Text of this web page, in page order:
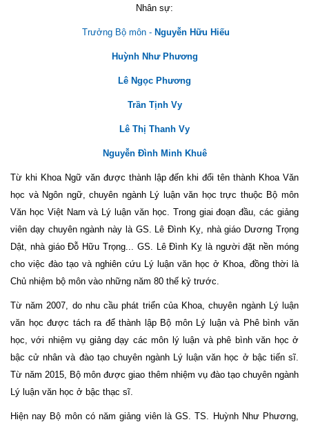
Nhân sự:
Trưởng Bộ môn - Nguyễn Hữu Hiếu
Huỳnh Như Phương
Lê Ngọc Phương
Trần Tịnh Vy
Lê Thị Thanh Vy
Nguyễn Đình Minh Khuê
Từ khi Khoa Ngữ văn được thành lập đến khi đổi tên thành Khoa Văn
học và Ngôn ngữ, chuyên ngành Lý luận văn học trực thuộc Bộ môn
Văn học Việt Nam và Lý luận văn học. Trong giai đoạn đầu, các giảng
viên dạy chuyên ngành này là GS. Lê Đình Kỵ, nhà giáo Dương Trọng
Dật, nhà giáo Đỗ Hữu Trọng... GS. Lê Đình Kỵ là người đặt nền móng
cho việc đào tạo và nghiên cứu Lý luận văn học ở Khoa, đồng thời là
Chủ nhiệm bộ môn vào những năm 80 thế kỷ trước.
Từ năm 2007, do nhu cầu phát triển của Khoa, chuyên ngành Lý luận
văn học được tách ra để thành lập Bộ môn Lý luận và Phê bình văn
học, với nhiệm vụ giảng dạy các môn lý luận và phê bình văn học ở
bậc cử nhân và đào tạo chuyên ngành Lý luận văn học ở bậc tiến sĩ.
Từ năm 2015, Bộ môn được giao thêm nhiệm vụ đào tạo chuyên ngành
Lý luận văn học ở bậc thạc sĩ.
Hiện nay Bộ môn có năm giảng viên là GS. TS. Huỳnh Như Phương,